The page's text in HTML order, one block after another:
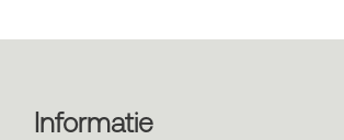
Informatie